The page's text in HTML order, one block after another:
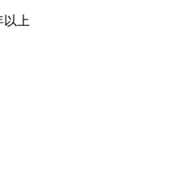
以上